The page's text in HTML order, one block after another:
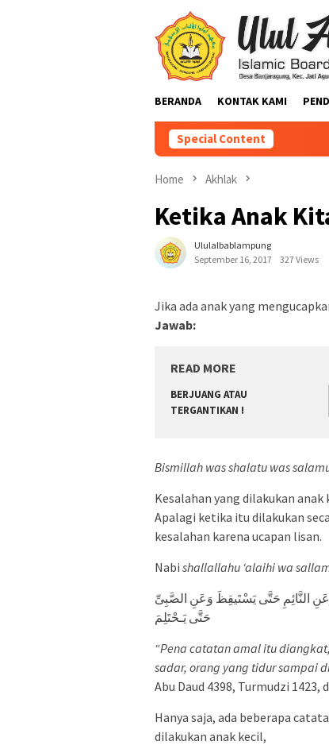
BERANDA KONTAK KAMI
Special Content
Home Akhlak
Ketika Anak
Ululalbablampung
September 16, 2017
327 Views
Jika ada anak yang
Jawab:
READ MORE
BERJUANG ATAU
TERGANTIKAN !
Bismillah was shalatu was
Kesalahan yang dilakukan
Apalagi ketika itu dilakukan
kesalahan karena ucapan lisan.
Nabi shallallahu ‘alaihi wa
النَّائِمِ حَتَّى يَسْتَيقِظَ وَعَنِ الصَّبِىِّ
حَتَّى يَـحْتَلِمَ
“Pena catatan amal itu
sadar, orang yang tidur sampai
Abu Daud 4398, Turmudzi
Hanya saja, ada beberapa
dilakukan anak kecil,